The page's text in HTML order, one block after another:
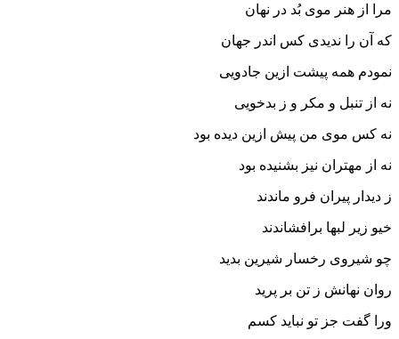
مرا از هنر موى بُد در نهان
که آن را ندیدى کس اندر جهان‏
نمودم همه پیشت ازین جادویى
نه از تنبل و مکر و ز بدخویى‏
نه کس موى من پیش ازین دیده بود
نه از مهتران نیز بشنیده بود
ز دیدار پیران فرو ماندند
خیو زیر لبها برافشاندند
چو شیروى رخسار شیرین بدید
روان نهانش ز تن بر پرید
ورا گفت جز تو نباید کسم